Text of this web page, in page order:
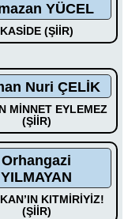
YÜCEL
KASİDE (ŞİİR)
Nuri ÇELİK
MİNNET EYLEMEZ
(ŞİİR)
Orhangazi
YILMAYAN
KITMİRİYİZ!
(ŞİİR)